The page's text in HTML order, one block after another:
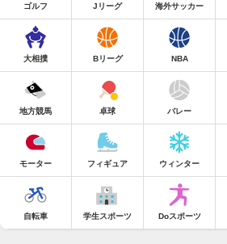
ゴルフ Jリーグ 海外サッカー
大相撲 Bリーグ NBA
地方競馬 卓球 バレー
モーター フィギュア ウィンター
自転車 学生スポーツ Doスポーツ